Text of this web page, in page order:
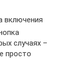
включения
случаях –
просто